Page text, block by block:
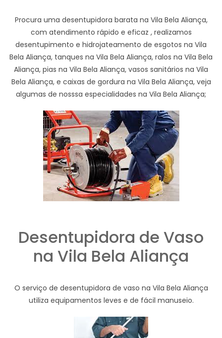
Procura uma desentupidora barata na Vila Bela Aliança,
com atendimento rápido e eficaz , realizamos
desentupimento e hidrojateamento de esgotos na Vila
Bela Aliança, tanques na Vila Bela Aliança, ralos na Vila Bela
Aliança, pias na Vila Bela Aliança, vasos sanitários na Vila
Bela Aliança, e caixas de gordura na Vila Bela Aliança, veja
algumas de nosssa especialidades na Vila Bela Aliança;
Desentupidora de Vaso
na Vila Bela Aliança
O serviço de desentupidora de vaso na Vila Bela Aliança
utiliza equipamentos leves e de fácil manuseio.